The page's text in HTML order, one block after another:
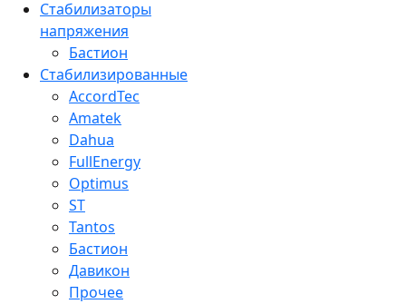
Стабилизаторы
напряжения
Бастион
Стабилизированные
AccordTec
Amatek
Dahua
FullEnergy
Optimus
ST
Tantos
Бастион
Давикон
Прочее